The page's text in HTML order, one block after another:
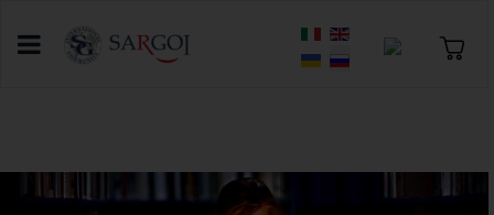
Выберите язык